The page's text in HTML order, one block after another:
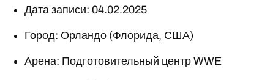
Дата записи: 04.02.2025
Город: Орландо (Флорида, США)
Арена: Подготовительный центр WWE